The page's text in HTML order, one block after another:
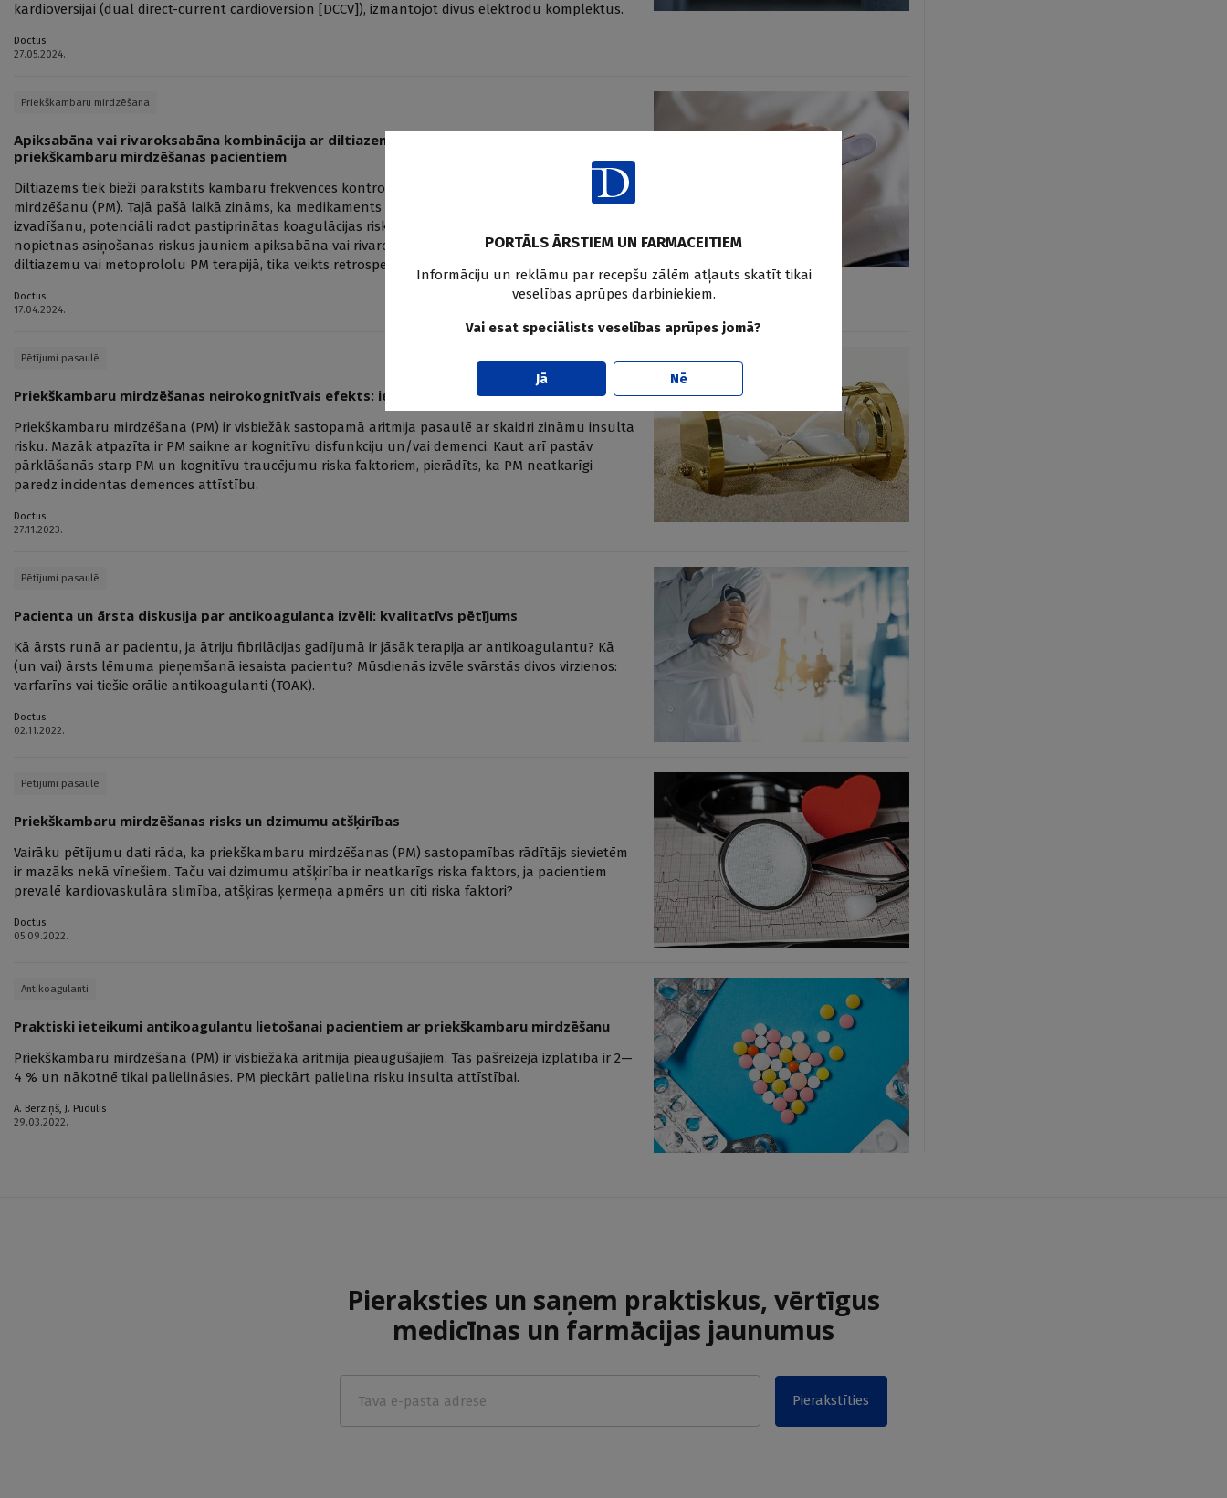
kardioversijai (dual direct-current cardioversion [DCCV]), izmantojot divus elektrodu komplektus.
Doctus
27.05.2024.
Priekškambaru mirdzēšana
Apiksabāna vai rivaroksabāna kombinācija ar diltiazemu: nopietnas asiņošanas riski
priekškambaru mirdzēšanas pacientiem
Diltiazems tiek bieži parakstīts kambaru frekvences kontrolei pacientiem ar priekškambaru
mirdzēšanu (PM). Tajā pašā laikā zināms, ka medikaments nomāc apiksabāna un rivaroksabāna
izvadīšanu, potenciāli radot pastiprinātas koagulācijas riskus pacientam. Lai salīdzinātu
nopietnas asiņošanas riskus jauniem apiksabāna vai rivaroksabāna lietotājiem, kas saņem vai nu
diltiazemu vai metoprololu PM terapijā, tika veikts retrospektīvs kohortas pētījums.
Doctus
17.04.2024.
Pētījumi pasaulē
Priekškambaru mirdzēšanas neirokognitīvais efekts: ieguvums no ABC algoritma
Priekškambaru mirdzēšana (PM) ir visbiežāk sastopamā aritmija pasaulē ar skaidri zināmu insulta
risku. Mazāk atpazīta ir PM saikne ar kognitīvu disfunkciju un/vai demenci. Kaut arī pastāv
pārklāšanās starp PM un kognitīvu traucējumu riska faktoriem, pierādīts, ka PM neatkarīgi
paredz incidentas demences attīstību.
Doctus
27.11.2023.
Pētījumi pasaulē
Pacienta un ārsta diskusija par antikoagulanta izvēli: kvalitatīvs pētījums
Kā ārsts runā ar pacientu, ja ātriju fibrilācijas gadījumā ir jāsāk terapija ar antikoagulantu? Kā
(un vai) ārsts lēmuma pieņemšanā iesaista pacientu? Mūsdienās izvēle svārstās divos virzienos:
varfarīns vai tiešie orālie antikoagulanti (TOAK).
Doctus
02.11.2022.
Pētījumi pasaulē
Priekškambaru mirdzēšanas risks un dzimumu atšķirības
Vairāku pētījumu dati rāda, ka priekškambaru mirdzēšanas (PM) sastopamības rādītājs sievietēm
ir mazāks nekā vīriešiem. Taču vai dzimumu atšķirība ir neatkarīgs riska faktors, ja pacientiem
prevalē kardiovaskulāra slimība, atšķiras ķermeņa apmērs un citi riska faktori?
Doctus
05.09.2022.
Antikoagulanti
Praktiski ieteikumi antikoagulantu lietošanai pacientiem ar priekškambaru mirdzēšanu
Priekškambaru mirdzēšana (PM) ir visbiežākā aritmija pieaugušajiem. Tās pašreizējā izplatība ir 2—
4 % un nākotnē tikai palielināsies. PM pieckārt palielina risku insulta attīstībai.
A. Bērziņš, J. Pudulis
29.03.2022.
Pieraksties un saņem praktiskus, vērtīgus
medicīnas un farmācijas jaunumus
Pierakstīties
PORTĀLS ĀRSTIEM UN FARMACEITIEM
Informāciju un reklāmu par recepšu zālēm atļauts skatīt tikai
veselības aprūpes darbiniekiem.
Vai esat speciālists veselības aprūpes jomā?
Jā Nē